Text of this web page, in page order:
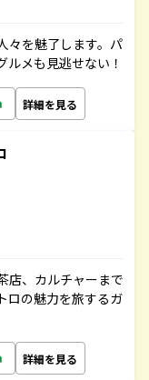
々を魅了します。パ
メも見逃せない！
詳細を見る
店、カルチャーまで
ロの魅力を旅するガ
詳細を見る